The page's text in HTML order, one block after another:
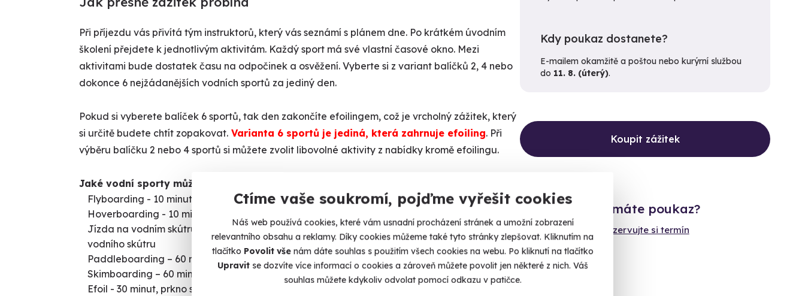
Ctíme vaše soukromí, pojďme vyřešit cookies
Náš web používá cookies, které vám usnadní procházení stránek a umožní zobrazení
relevantního obsahu a reklamy. Díky cookies můžeme také tyto stránky zlepšovat. Kliknutím na
tlačítko Povolit vše nám dáte souhlas s použitím všech cookies na webu. Po kliknutí na tlačítko
Upravitse dozvíte více informací o cookies a zároveň můžete povolit jen některé z nich. Váš
souhlas můžete kdykoliv odvolat pomocí odkazu v patičce.
termínů
Kdy poukaz dostanete?
E-mailem okamžitě a poštou nebo kurýrní službou
do 11. 8. (úterý).
Koupit zážitek
Již máte poukaz?
Rezervujte si termín
Při příjezdu vás přivítá tým instruktorů, který vás seznámí s plánem dne. Po krátkém úvodním
školení přejdete k jednotlivým aktivitám. Každý sport má své vlastní časové okno. Mezi
aktivitami bude dostatek času na odpočinek a osvěžení. Vyberte si z variant balíčků 2, 4 nebo
dokonce 6 nejžádanějších vodních sportů za jediný den.
Pokud si vyberete balíček 6 sportů, tak den zakončíte efoilingem, což je vrcholný zážitek, který
si určitě budete chtít zopakovat.Varianta 6 sportů je jediná, která zahrnuje efoiling. Při
výběru balíčku 2 nebo 4 sportů si můžete zvolit libovolné aktivity z nabídky kromě efoilingu.
Jaké vodní sporty můžete vyzkoušet?
Flyboarding - 10 minut, létání s tryskami pod nohama, vzneste se nad vodní hladinu
Hoverboarding - 10 minut, létající prkno poháněné proudem tryskající vody
Jízda na vodním skútru - 10 minut, vítr ve vlasech a vodní kapky na tváři, vyzkoušejte sílu
vodního skútru
Paddleboarding – 60 minut, klid a rovnováha na vodní hladině
Skimboarding – 60 minut, rychlost a hravost na mělčině
Efoil - 30 minut, prkno s elektrickým pohonem vás plynule vynese nad vodní hladinu, kde